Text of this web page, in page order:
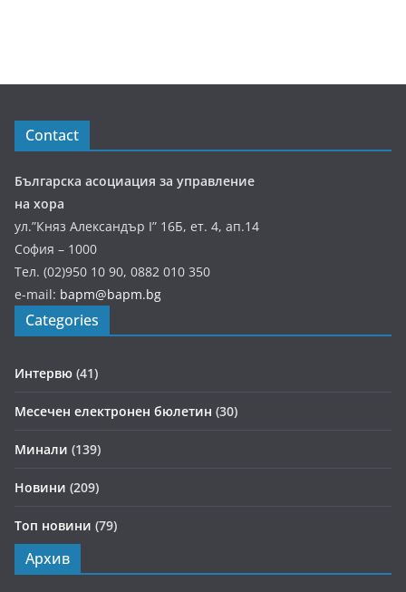
Contact
Българска асоциация за управление
на хора
ул.”Княз Александър І” 16Б, ет. 4, ап.14
София – 1000
Тел. (02)950 10 90, 0882 010 350
e-mail: bapm@bapm.bg
Categories
Интервю (41)
Месечен електронен бюлетин (30)
Минали (139)
Новини (209)
Топ новини (79)
Архив